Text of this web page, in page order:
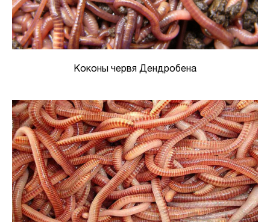
Коконы червя Дендробена